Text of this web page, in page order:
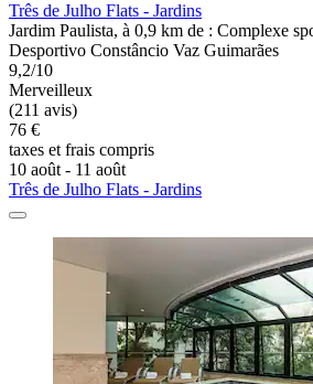
Três de Julho Flats - Jardins
Jardim Paulista, à 0,9 km de : Complexe
Desportivo Constâncio Vaz Guimarães
9,2/10
Merveilleux
(211 avis)
76 €
taxes et frais compris
10 août - 11 août
Três de Julho Flats - Jardins